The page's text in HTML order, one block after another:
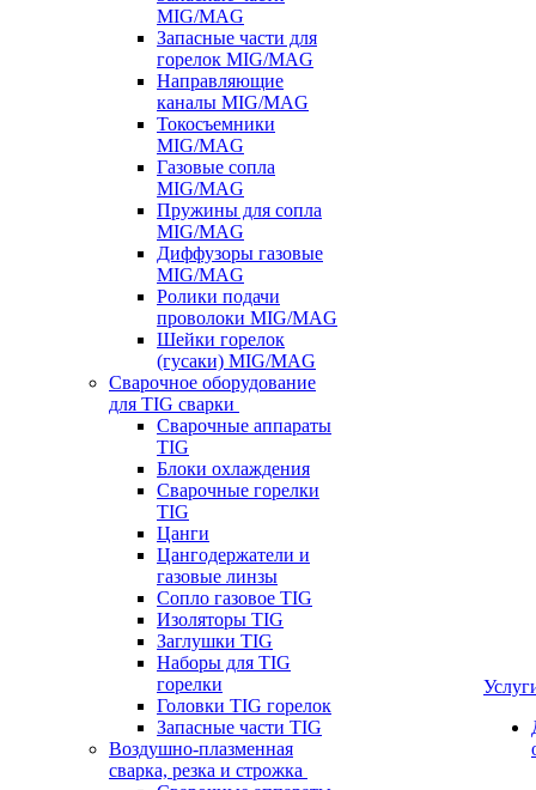
MIG/MAG
Запасные части для
горелок MIG/MAG
Направляющие
каналы MIG/MAG
Токосъемники
MIG/MAG
Газовые сопла
MIG/MAG
Пружины для сопла
MIG/MAG
Диффузоры газовые
MIG/MAG
Ролики подачи
проволоки MIG/MAG
Шейки горелок
(гусаки) MIG/MAG
Сварочное оборудование
для TIG сварки
Сварочные аппараты
TIG
Блоки охлаждения
Сварочные горелки
TIG
Цанги
Цангодержатели и
газовые линзы
Сопло газовое TIG
Изоляторы TIG
Заглушки TIG
Наборы для TIG
горелки
Головки TIG горелок
Запасные части TIG
Воздушно-плазменная
сварка, резка и строжка